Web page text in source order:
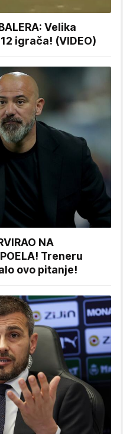
Velika
igrača! (VIDEO)
NA
Treneru
ovo pitanje!